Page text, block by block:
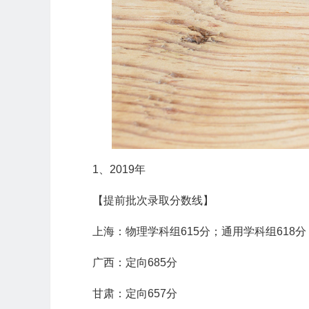
1、2019年
【提前批次录取分数线】
上海：物理学科组615分；通用学科组618分
广西：定向685分
甘肃：定向657分